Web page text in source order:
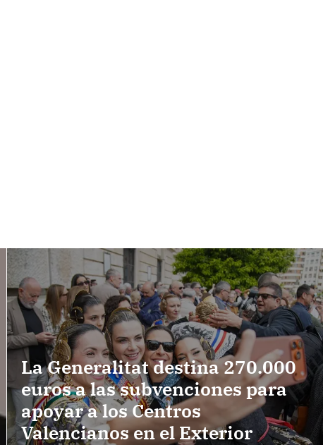
La Generalitat destina 270.000
euros a las subvenciones para
apoyar a los Centros
Valencianos en el Exterior